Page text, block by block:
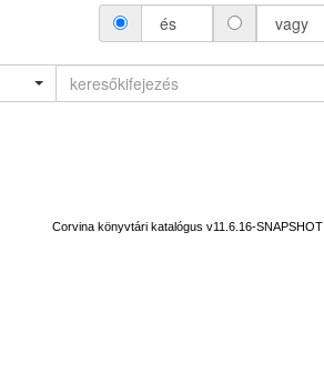
és vagy
Corvina könyvtári katalógus v11.6.16-SNAPSHOT